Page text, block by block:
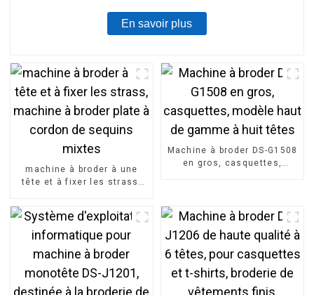
En savoir plus
machine à broder à une
tête et à fixer les strass,
cordon de sequins mixtes
Machine à broder DS-G1508
en gros, casquettes,